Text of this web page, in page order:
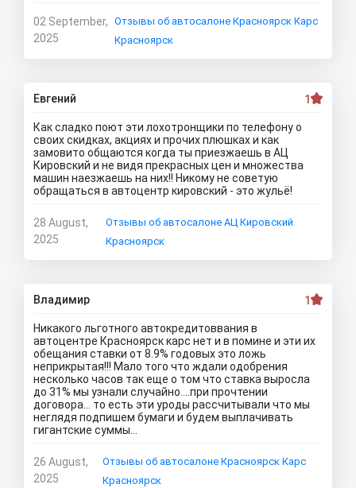
02 September,
2025
Отзывы об автосалоне Красноярск Карс
Красноярск
Евгений 1
Как сладко поют эти лохотронщики по телефону о
своих скидках, акциях и прочих плюшках и как
замовито общаются когда ты приезжаешь в АЦ
Кировский и не видя прекрасных цен и множества
машин наезжаешь на них!! Никому не советую
обращаться в автоцентр кировский - это жульё!
28 August,
2025
Отзывы об автосалоне АЦ Кировский
Красноярск
Владимир 1
Никакого льготного автокредитоввания в
автоцентре Красноярск карс нет и в помине и эти их
обещания ставки от 8.9% годовых это ложь
неприкрытая!!! Мало того что ждали одобрения
несколько часов так еще о том что ставка выросла
до 31% мы узнали случайно....при прочтении
договора... то есть эти уроды рассчитывали что мы
неглядя подпишем бумаги и будем выплачивать
гигантские суммы...
26 August,
2025
Отзывы об автосалоне Красноярск Карс
Красноярск